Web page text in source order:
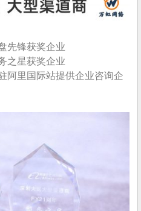
先锋获奖企业
之星获奖企业
阿里国际站提供企业咨询企